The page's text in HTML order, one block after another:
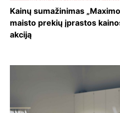
Kainų sumažinimas
maisto prekių įprastos
akciją